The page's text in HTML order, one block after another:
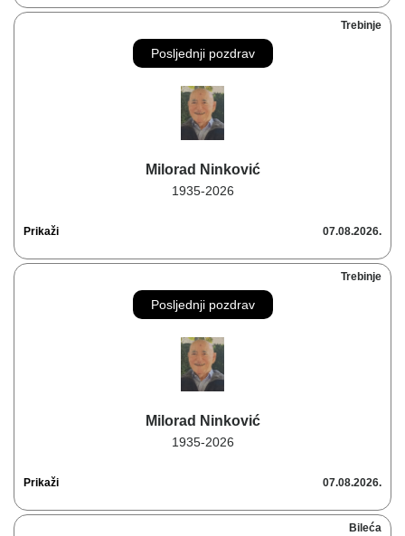
Trebinje
Posljednji pozdrav
Milorad Ninković
1935-2026
Prikaži 07.08.2026.
Trebinje
Posljednji pozdrav
Milorad Ninković
1935-2026
Prikaži 07.08.2026.
Bileća